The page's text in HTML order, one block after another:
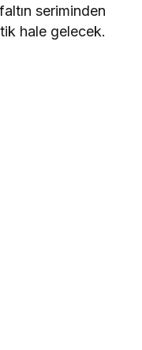
seriminden
hale gelecek.